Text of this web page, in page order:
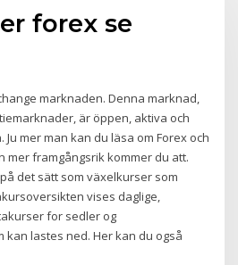
forex se
marknaden. Denna marknad,
är öppen, aktiva och
Ju mer man kan du läsa om Forex och
mer framgångsrik kommer du att.
det sätt som växelkurser som
vises daglige,
for sedler og
lastes ned. Her kan du også